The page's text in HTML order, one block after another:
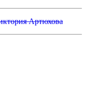
Артюхова